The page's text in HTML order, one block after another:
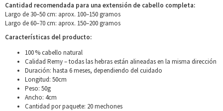
Cantidad recomendada para una extensión de cabello completa:
Largo de 30–50 cm: aprox. 100–150 gramos
Largo de 60–70 cm: aprox. 150–200 gramos
Características del producto:
100 % cabello natural
Calidad Remy – todas las hebras están alineadas en la misma dirección
Duración: hasta 6 meses, dependiendo del cuidado
Longitud: 50cm
Peso: 50g
Ancho: 4cm
Cantidad por paquete: 20 mechones